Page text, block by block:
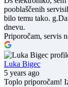
pooblaščenih
bilo temu tako.
dnevu.
Priporočam, servis
Luka Bigec
5 years ago
Toplo priporočam!